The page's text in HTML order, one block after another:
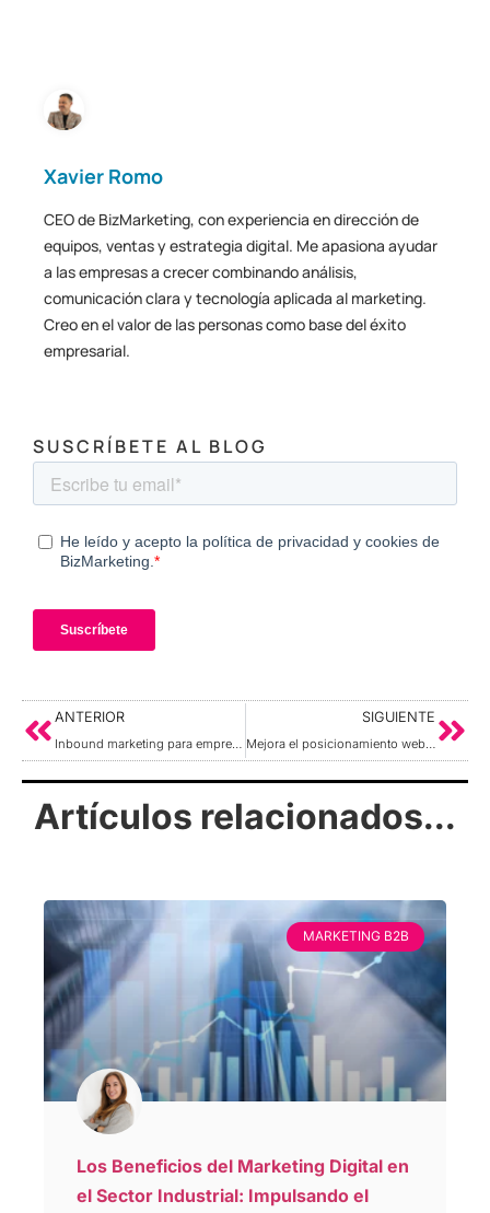
Xavier Romo
CEO de BizMarketing, con experiencia en dirección de
equipos, ventas y estrategia digital. Me apasiona ayudar
a las empresas a crecer combinando análisis,
comunicación clara y tecnología aplicada al marketing.
Creo en el valor de las personas como base del éxito
empresarial.
SUSCRÍBETE AL BLOG
ANTERIOR
Inbound marketing para empresas industriales B2B
SIGUIENTE
Mejora el posicionamiento web de tu empresa B2B con inteligencia artificial
Artículos relacionados...
MARKETING B2B
Los Beneficios del Marketing Digital en
el Sector Industrial: Impulsando el